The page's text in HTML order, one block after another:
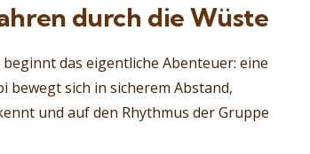
durch die Wüste
das eigentliche Abenteuer: eine
bewegt sich in sicherem Abstand,
und auf den Rhythmus der Gruppe